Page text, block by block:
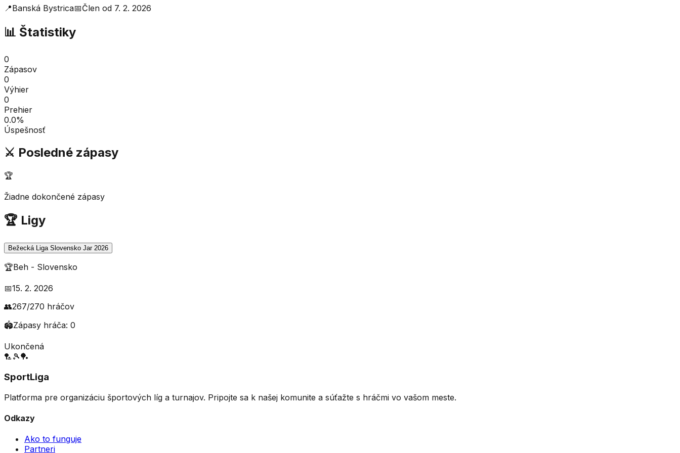
📍Banská Bystrica📅Člen od 7. 2. 2026
📊 Štatistiky
0
Zápasov
0
Výhier
0
Prehier
0.0%
Úspešnosť
⚔️ Posledné zápasy
🏆
Žiadne dokončené zápasy
🏆 Ligy
Bežecká Liga Slovensko Jar 2026
🏆Beh - Slovensko
📅15. 2. 2026
👥267/270 hráčov
🏟️Zápasy hráča: 0
Ukončená
🏸 🎾🏓
SportLiga
Platforma pre organizáciu športových líg a turnajov. Pripojte sa k našej komunite a súťažte s hráčmi vo vašom meste.
Odkazy
Ako to funguje
Partneri